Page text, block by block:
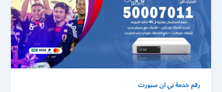
رقم خدمة بي ان سبورت